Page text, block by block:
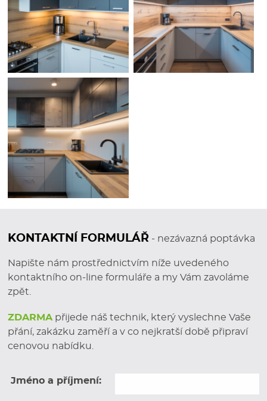
teplejší atmosféře, navrhneme Vámrustikální
kuchynis přírodními materiály a tradičními prvky.
Zajišťujeme takéluxusní kuchyně s využitím
přírodních materiálů a důrazem na detail. Atypické
prostory? Není problém – navrhujemeatypické
kuchyně na míru, které dokonale zapadnou do
každého interiéru.
Ať už si přejete moderní,rustikální
kuchyni, vždy Vám dodáme řešení, které bude
nejen krásné, ale hlavně
spolehlivé.
CO VŠE U NÁS VHAVÍŘOVĚ
Bezplatná odborná konzultace
s Vámi projdeme Vaše představy a navrhneme
ideální řešení
Profesionální zaměření přímo u Vás doma–
detailu, který získáte zdarma při uzavření
smlouvy
Cenová nabídka
KONTAKTNÍ FORMULÁŘ - nezávazná poptávka
Napište nám prostřednictvím níže uvedeného
kontaktního on-line formuláře a my Vám zavoláme
zpět.
ZDARMA přijede náš technik, který vyslechne Vaše
přání, zakázku zaměří a v co nejkratší době připraví
cenovou nabídku.
Jméno a příjmení: